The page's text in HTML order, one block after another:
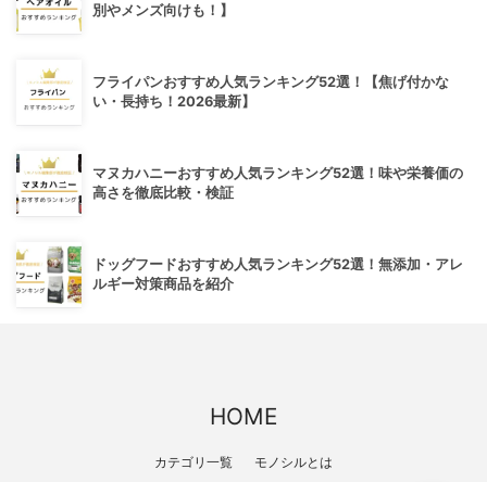
別やメンズ向けも！】
フライパンおすすめ人気ランキング52選！【焦げ付かな
い・長持ち！2026最新】
マヌカハニーおすすめ人気ランキング52選！味や栄養価の
高さを徹底比較・検証
ドッグフードおすすめ人気ランキング52選！無添加・アレ
ルギー対策商品を紹介
HOME
カテゴリ一覧 モノシルとは